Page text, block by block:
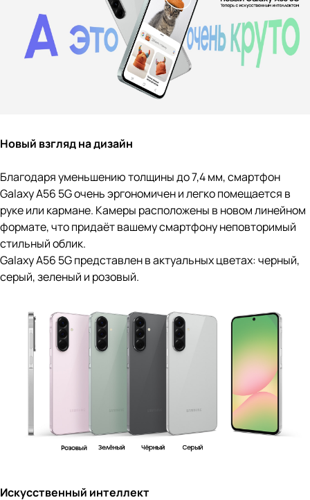
Новый взгляд на дизайн
Благодаря уменьшению толщины до 7,4 мм, смартфон
Galaxy A56 5G очень эргономичен и легко помещается в
руке или кармане. Камеры расположены в новом линейном
формате, что придаёт вашему смартфону неповторимый
стильный облик.
Galaxy A56 5G представлен в актуальных цветах: черный,
серый, зеленый и розовый.
Искусственный интеллект